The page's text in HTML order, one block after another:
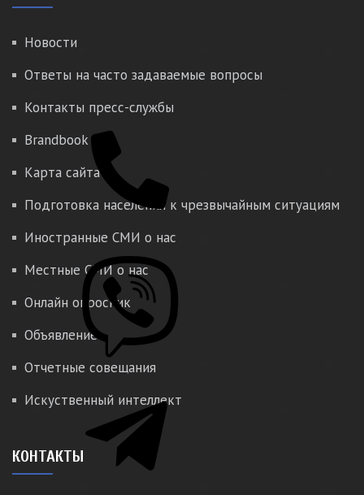
Новости
Ответы на часто задаваемые вопросы
Контакты пресс-службы
Brandbook
Карта сайта
Подготовка населения к чрезвычайным ситуациям
Иностранные СМИ о нас
Местные СМИ о нас
Онлайн опросник
Объявление
Отчетные совещания
Искуственный интеллект
КОНТАКТЫ